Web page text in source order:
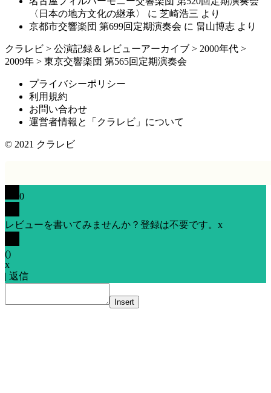
〈日本の地方文化の継承〉
に 芝崎浩三 より
京都市交響楽団 第699回定期演奏会 に 畠山博志 より
クラレビ > 公演記録＆レビューアーカイブ > 2000年代 >
2009年 > 東京交響楽団 第565回定期演奏会
プライバシーポリシー
利用規約
お問い合わせ
運営者情報と「クラレビ」について
© 2021 クラレビ
0
レビューを書いてみませんか？登録は不要です。 x
()
x
| 返信
Insert